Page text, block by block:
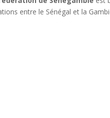
entre le Sénégal et la